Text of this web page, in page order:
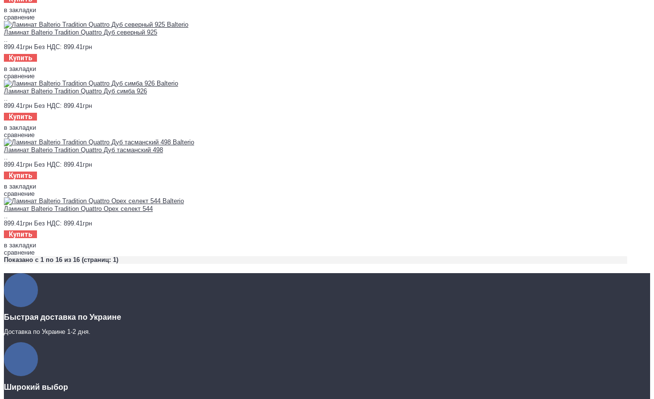
в закладки
сравнение
Ламинат Balterio Tradition Quattro Дуб северный 925
..
899.41грн Без НДС: 899.41грн
Купить
в закладки
сравнение
Ламинат Balterio Tradition Quattro Дуб симба 926
..
899.41грн Без НДС: 899.41грн
Купить
в закладки
сравнение
Ламинат Balterio Tradition Quattro Дуб тасманский 498
..
899.41грн Без НДС: 899.41грн
Купить
в закладки
сравнение
Ламинат Balterio Tradition Quattro Орех селект 544
..
899.41грн Без НДС: 899.41грн
Купить
в закладки
сравнение
Показано с 1 по 16 из 16 (страниц: 1)
Быстрая доставка по Украине
Доставка по Украине 1-2 дня.
Широкий выбор